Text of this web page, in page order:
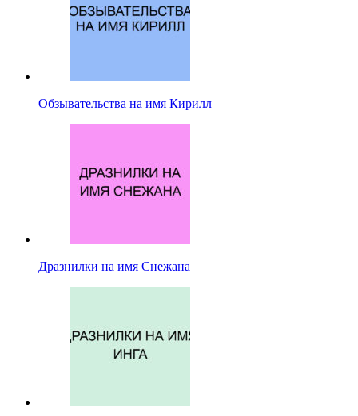
Обзывательства на имя Кирилл
Дразнилки на имя Снежана